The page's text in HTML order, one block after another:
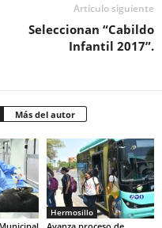
Artículo siguiente
Seleccionan “Cabildo
Infantil 2017”.
Más del autor
Hermosillo